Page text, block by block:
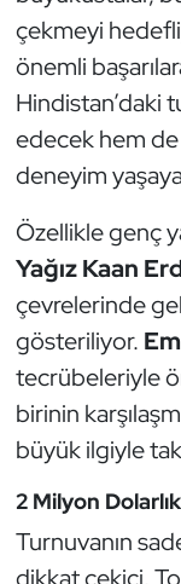
çekmeyi
önemli
Hindistan’daki
edecek hem
deneyim
Özellikle genç
Yağız Kaan
çevrelerinde
gösteriliyor.
tecrübeleriyle
birinin
büyük ilgiyle
2 Milyon
Turnuvanın
Judo ve
Kano ve
Karate
Kayak
Kempo
Kick Boks
Kürek
Modern